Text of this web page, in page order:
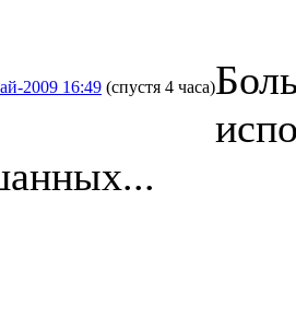
2009 16:49 (спустя 4 часа)